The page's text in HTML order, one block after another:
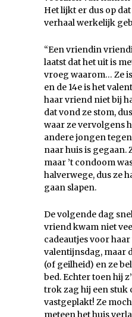
Het lijkt er dus op
verhaal werkelijk
“Een vriendin
laatst dat het uit is
vroeg waarom… Ze
en de 14e is het
haar vriend niet bij
dat vond ze stom,
waar ze vervolgens
andere jongen
naar huis is gegaan.
maar ’t condoom
halverwege, dus ze
gaan slapen.
De volgende dag
vriend kwam niet
cadeautjes voor
valentijnsdag, maar
(of geilheid) en ze
bed. Echter toen hij
trok zag hij een
vastgeplakt! Ze
meteen het huis